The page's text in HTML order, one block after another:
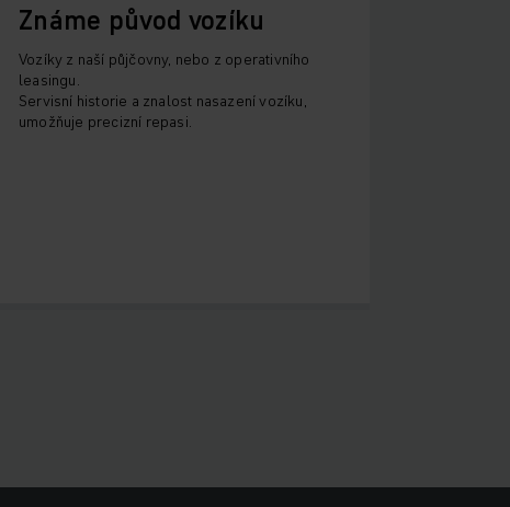
Známe původ vozíku
Vozíky z naší půjčovny, nebo z operativního
leasingu.
Servisní historie a znalost nasazení vozíku,
umožňuje precizní repasi.